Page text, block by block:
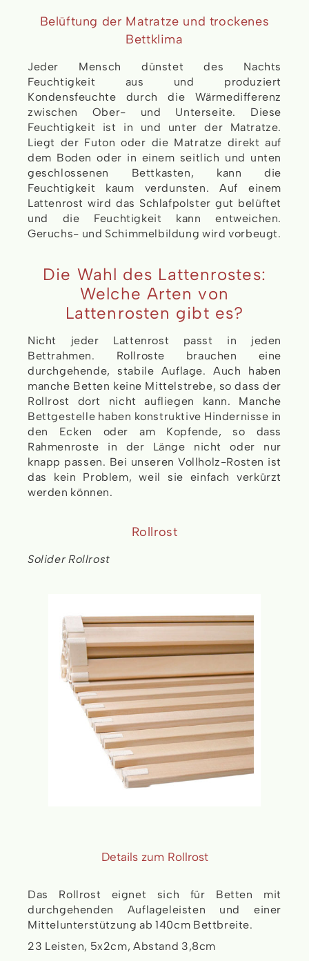
Belüftung der Matratze und trockenes
Bettklima
Jeder Mensch dünstet des Nachts
Feuchtigkeit aus und produziert
Kondensfeuchte durch die Wärmedifferenz
zwischen Ober- und Unterseite. Diese
Feuchtigkeit ist in und unter der Matratze.
Liegt der Futon oder die Matratze direkt auf
dem Boden oder in einem seitlich und unten
geschlossenen Bettkasten, kann die
Feuchtigkeit kaum verdunsten. Auf einem
Lattenrost wird das Schlafpolster gut belüftet
und die Feuchtigkeit kann entweichen.
Geruchs- und Schimmelbildung wird vorbeugt.
Die Wahl des Lattenrostes:
Welche Arten von
Lattenrosten gibt es?
Nicht jeder Lattenrost passt in jeden
Bettrahmen. Rollroste brauchen eine
durchgehende, stabile Auflage. Auch haben
manche Betten keine Mittelstrebe, so dass der
Rollrost dort nicht aufliegen kann. Manche
Bettgestelle haben konstruktive Hindernisse in
den Ecken oder am Kopfende, so dass
Rahmenroste in der Länge nicht oder nur
knapp passen. Bei unseren Vollholz-Rosten ist
das kein Problem, weil sie einfach verkürzt
werden können.
Rollrost
Solider Rollrost
Details zum Rollrost
Das Rollrost eignet sich für Betten mit
durchgehenden Auflageleisten und einer
Mittelunterstützung ab 140cm Bettbreite.
23 Leisten, 5x2cm, Abstand 3,8cm